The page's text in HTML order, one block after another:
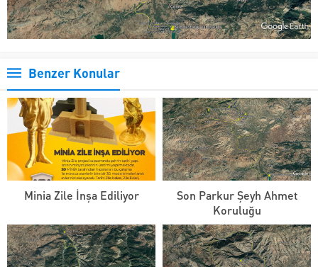
Benzer Konular
Minia Zile İnşa Ediliyor
Son Parkur Şeyh Ahmet
Koruluğu